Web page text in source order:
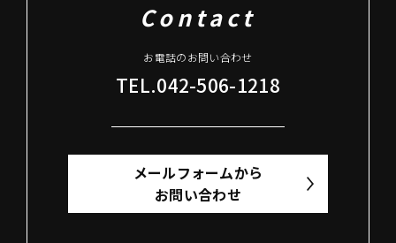
Contact
お電話のお問い合わせ
TEL.042-506-1218
メールフォームから
お問い合わせ